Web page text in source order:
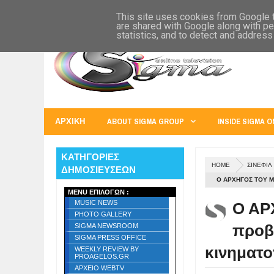
EUROPE U.S.A. AUSTRALIA
ΑΡΧΙΚΗ ABOUT SIGMA GROUP INSIDE SIGMA
HOME ΣΙΝΕΦΙΛ
Ο ΑΡΧΗΓΟΣ ΤΟΥ
Ο
ΚΑΤΗΓΟΡΙΕΣ
ΔΗΜΟΣΙΕΥΣΕΩΝ
MENU ΕΠΙΛΟΓΩΝ :
MUSIC NEWS
PHOTO GALLERY
SIGMA NEWSROOM
SIGMA PRESS OFFICE
WEEKLY REVIEW BY
PROAGELOS.GR
ΑΡΧΕΙΟ WEBTV
This site uses cookies from Google
are shared with Google along with
statistics, and to detect and address